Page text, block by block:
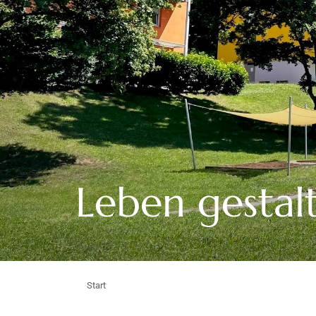
Leben
Start